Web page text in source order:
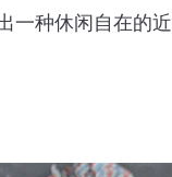
一种休闲自在的